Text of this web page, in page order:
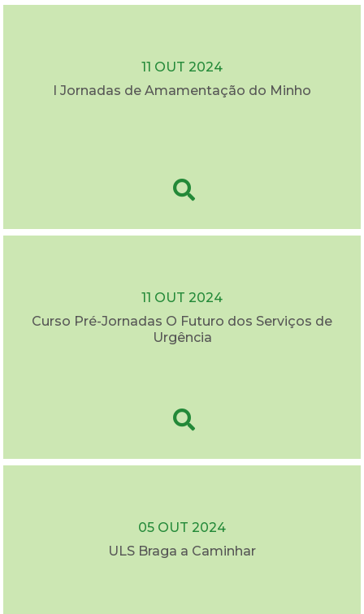
11 OUT 2024
I Jornadas de Amamentação do Minho
11 OUT 2024
Curso Pré-Jornadas O Futuro dos Serviços de
Urgência
05 OUT 2024
ULS Braga a Caminhar